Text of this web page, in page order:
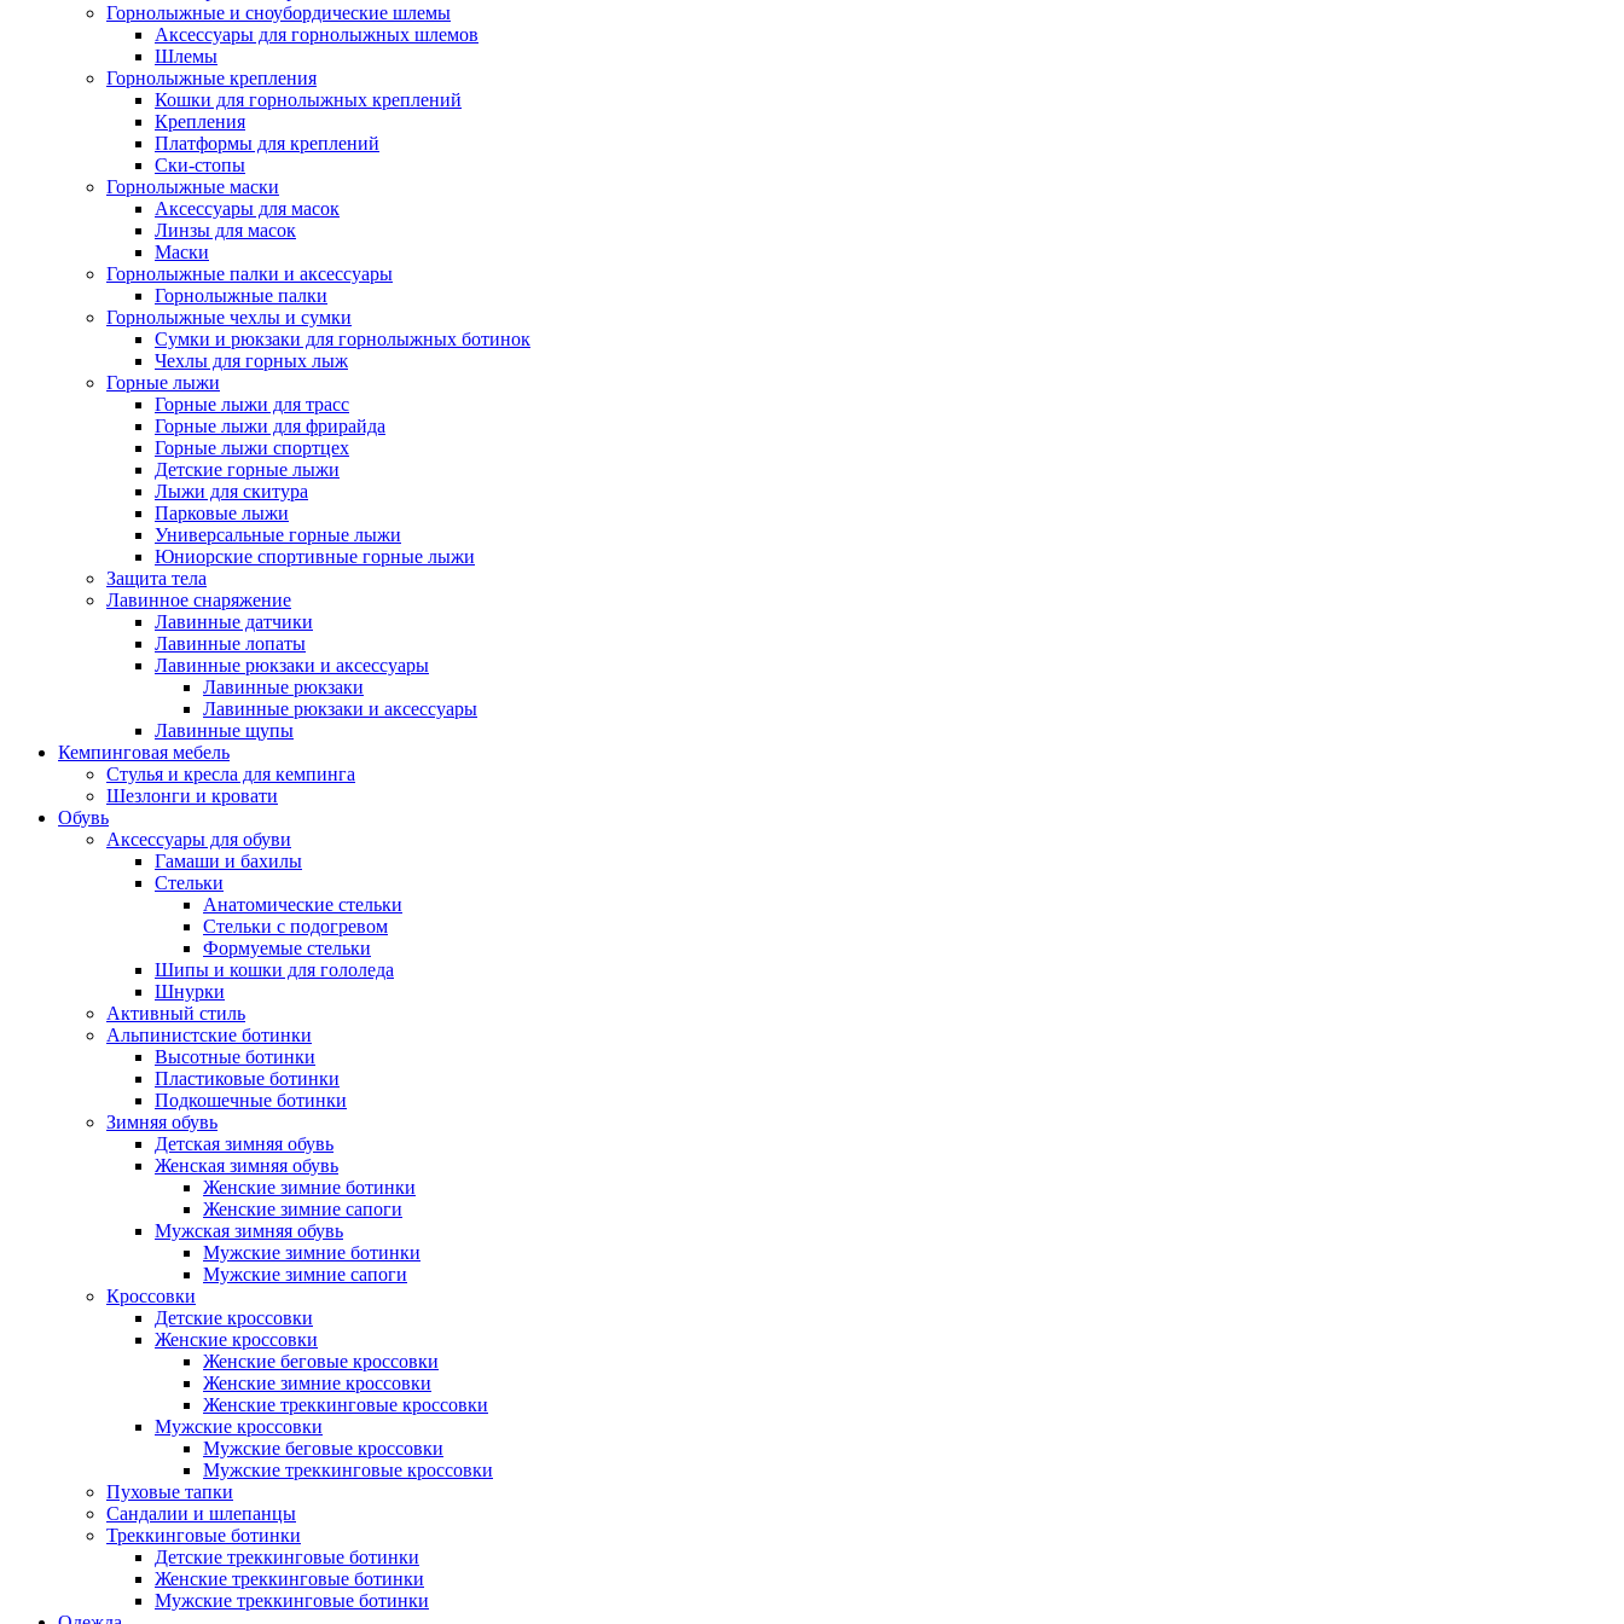
Горнолыжные и сноубордические шлемы
Аксессуары для горнолыжных шлемов
Шлемы
Горнолыжные крепления
Кошки для горнолыжных креплений
Крепления
Платформы для креплений
Ски-стопы
Горнолыжные маски
Аксессуары для масок
Линзы для масок
Маски
Горнолыжные палки и аксессуары
Горнолыжные палки
Горнолыжные чехлы и сумки
Сумки и рюкзаки для горнолыжных ботинок
Чехлы для горных лыж
Горные лыжи
Горные лыжи для трасс
Горные лыжи для фрирайда
Горные лыжи спортцех
Детские горные лыжи
Лыжи для скитура
Парковые лыжи
Универсальные горные лыжи
Юниорские спортивные горные лыжи
Защита тела
Лавинное снаряжение
Лавинные датчики
Лавинные лопаты
Лавинные рюкзаки и аксессуары
Лавинные рюкзаки
Лавинные рюкзаки и аксессуары
Лавинные щупы
Кемпинговая мебель
Стулья и кресла для кемпинга
Шезлонги и кровати
Обувь
Аксессуары для обуви
Гамаши и бахилы
Стельки
Анатомические стельки
Стельки с подогревом
Формуемые стельки
Шипы и кошки для гололеда
Шнурки
Активный стиль
Альпинистские ботинки
Высотные ботинки
Пластиковые ботинки
Подкошечные ботинки
Зимняя обувь
Детская зимняя обувь
Женская зимняя обувь
Женские зимние ботинки
Женские зимние сапоги
Мужская зимняя обувь
Мужские зимние ботинки
Мужские зимние сапоги
Кроссовки
Детские кроссовки
Женские кроссовки
Женские беговые кроссовки
Женские зимние кроссовки
Женские треккинговые кроссовки
Мужские кроссовки
Мужские беговые кроссовки
Мужские треккинговые кроссовки
Пуховые тапки
Сандалии и шлепанцы
Треккинговые ботинки
Детские треккинговые ботинки
Женские треккинговые ботинки
Мужские треккинговые ботинки